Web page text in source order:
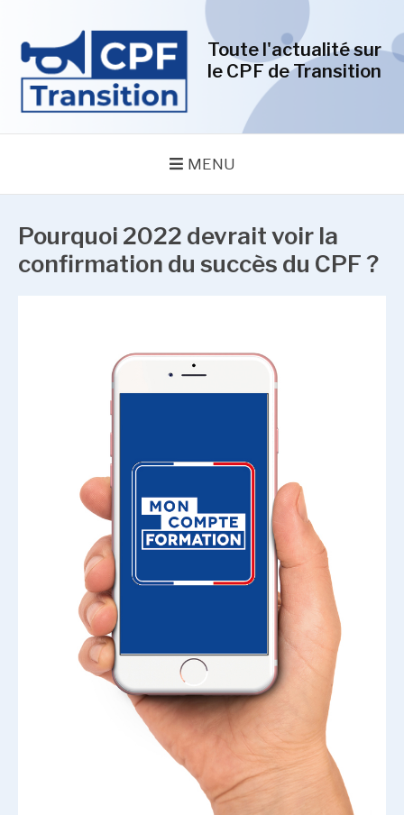
contenu
Toute l'actualité sur
le CPF de Transition
MENU
Pourquoi 2022 devrait voir la
confirmation du succès du CPF ?